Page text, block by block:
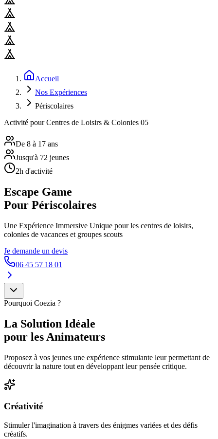
Accueil
Nos Expériences
Périscolaires
Activité pour Centres de Loisirs & Colonies 05
De 8 à 17 ans
Jusqu'à 72 jeunes
2h d'activité
Escape Game
Pour Périscolaires
Une Expérience Immersive Unique pour les centres de loisirs,
colonies de vacances et groupes scouts
Je demande un devis
06 45 57 18 01
Pourquoi Coezia ?
La Solution Idéale
pour les Animateurs
Proposez à vos jeunes une expérience stimulante leur permettant de
découvrir la nature tout en développant leur pensée critique.
Créativité
Stimuler l'imagination à travers des énigmes variées et des défis
créatifs.